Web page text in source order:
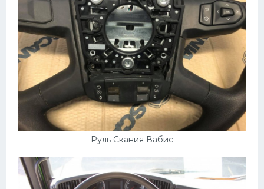
Руль Скания Вабис